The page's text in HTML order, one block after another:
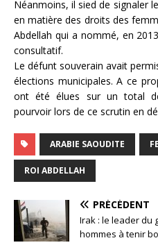
Néanmoins, il sied de signaler
en matière des droits des
Abdellah qui a nommé, en
consultatif.
Le défunt souverain avait
élections municipales. A ce
ont été élues sur un total
pourvoir lors de ce scrutin en
ARABIE SAOUDITE
ROI ABDELLAH
PRÉCÉDENT
Irak : le leader du
hommes à tenir